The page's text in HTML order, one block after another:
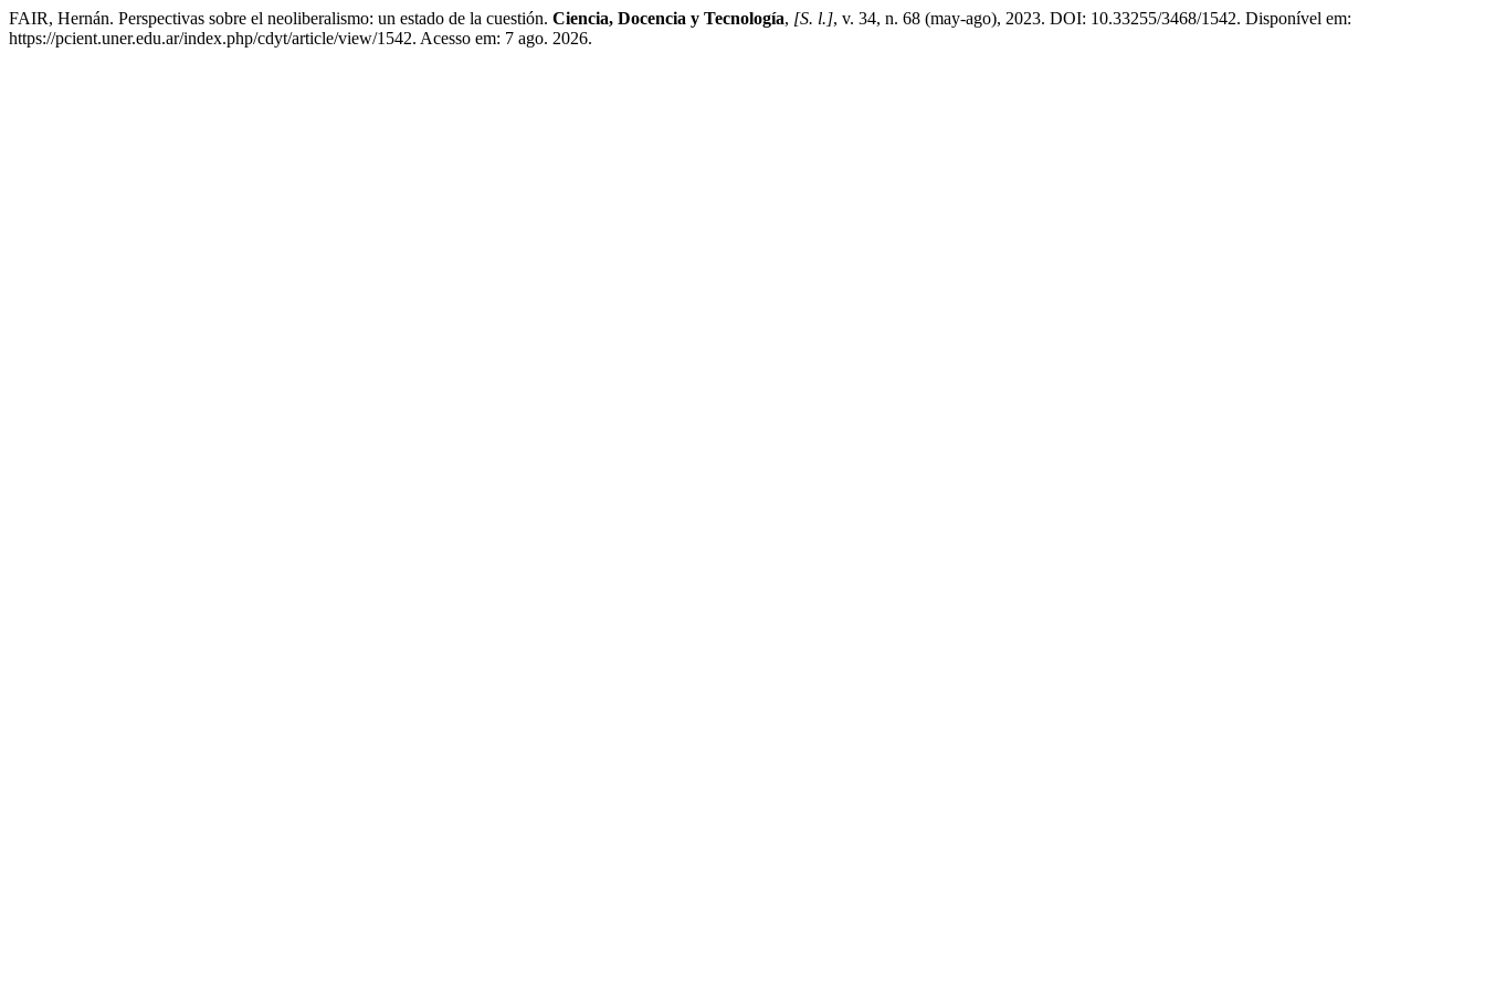
FAIR, Hernán. Perspectivas sobre el neoliberalismo: un estado de la cuestión. Ciencia, Docencia y Tecnología, [S. l.], v. 34, n. 68 (may-ago), 2023. DOI: 10.33255/3468/1542. Disponível em:
https://pcient.uner.edu.ar/index.php/cdyt/article/view/1542. Acesso em: 7 ago. 2026.